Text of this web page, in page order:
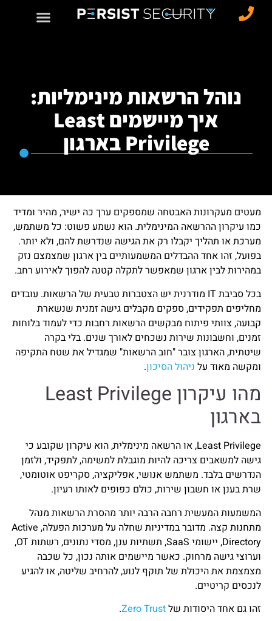
נוהל הרשאות מינימליות:
איך מיישמים Least
Privilege בארגון
מעטים מעקרונות האבטחה שמספקים ערך כה ישיר, מהיר ומדיד
כמו עיקרון ההרשאה המינימלית. הוא נשמע פשוט: כל משתמש,
מערכת או תהליך יקבלו רק את הגישה שנדרשת להם, ולא יותר.
בפועל, זהו אחד ההבדלים המשמעותיים בין ארגון שמצמצם נזק
במהירות לבין ארגון שמאפשר לתקלה קטנה להפוך לאירוע רחב.
בכל סביבת IT מודרנית יש הצטברות טבעית של הרשאות. עובדים
מחליפים תפקידים, ספקים מקבלים גישה זמנית שנשארת
קבועה, צוותי פיתוח מבקשים הרשאות רחבות כדי לעמוד בלוחות
זמנים, וחשבונות שירות נשכחים לאורך שנים. בלי בקרה
שיטתית, הארגון צובר "חוב הרשאות" שמגדיל את שטח התקיפה
ומקשה מאוד על ניהול הסיכון.
מהו עיקרון Least Privilege
בארגון
Least Privilege, או הרשאה מינימלית, הוא עיקרון שקובע כי
גישה למשאבים צריכה להיות מוגבלת למשימה, לתפקיד, ולזמן
הנדרשים בלבד. משתמש אנושי, אפליקציה, סקריפט אוטומטי,
שרת בענן או חשבון שירות, כולם כפופים לאותו רעיון.
המשמעות המעשית רחבה הרבה יותר מהסרת הרשאות מנהל
מתחנות קצה. מדובר במדיניות שחלה על מערכות הפעלה, Active
Directory, יישומי SaaS, תשתיות ענן, מסדי נתונים, רשתות OT,
וערוצי גישה מרחוק. כאשר מיישמים אותה נכון, כל שכבה
מצמצמת את היכולת של תוקף לנוע, להרחיב שליטה, או להגיע
לנכסים קריטיים.
זהו גם אחד היסודות שלZero Trust
.